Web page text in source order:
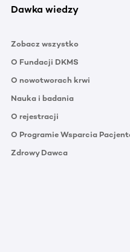
Dawka wiedzy
Zobacz wszystko
O Fundacji DKMS
O nowotworach krwi
Nauka i badania
O rejestracji
O Programie Wsparcia
Zdrowy Dawca